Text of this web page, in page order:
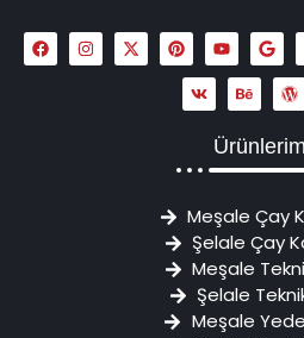
Meşale Çay
Şelale Çay
Meşale
Şelale
Meşale